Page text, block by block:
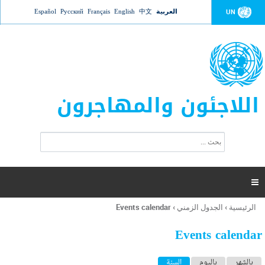
Jump to navigation UN العربية 中文
English
Français
Русский
Español
اللاجئون والمهاجرون
ت
ر
ل
ح
ب

أنت
هنا
الرئيسية › الجدول الزمني ›
Events calendar
Events calendar